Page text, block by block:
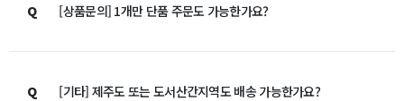
Q [상품문의] 1개만 단품 주문도 가능한가요?
Q [기타] 제주도 또는 도서산간지역도 배송 가능한가요?